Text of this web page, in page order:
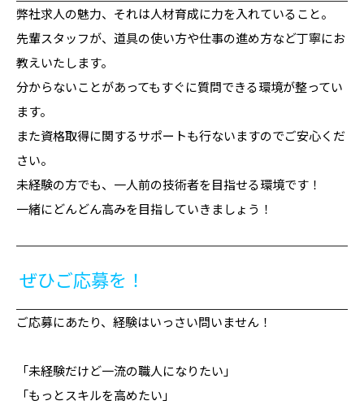
弊社求人の魅力、それは人材育成に力を入れていること。
先輩スタッフが、道具の使い方や仕事の進め方など丁寧にお
教えいたします。
分からないことがあってもすぐに質問できる環境が整ってい
ます。
また資格取得に関するサポートも行ないますのでご安心くだ
さい。
未経験の方でも、一人前の技術者を目指せる環境です！
一緒にどんどん高みを目指していきましょう！
ぜひご応募を！
ご応募にあたり、経験はいっさい問いません！
「未経験だけど一流の職人になりたい」
「もっとスキルを高めたい」